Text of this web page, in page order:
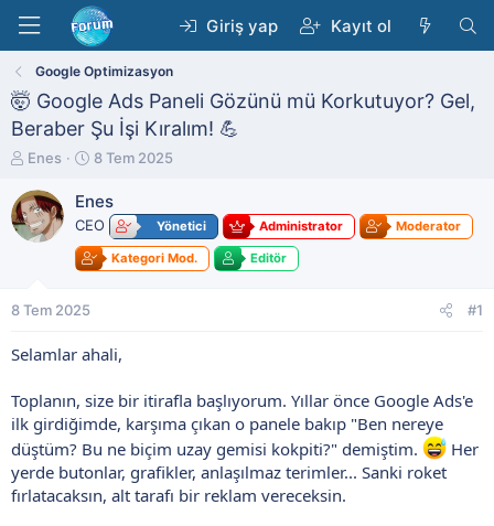
Giriş yap Kayıt ol
Google Optimizasyon
🤯 Google Ads Paneli Gözünü mü Korkutuyor? Gel,
Beraber Şu İşi Kıralım! 💪
K
n
b
u
a
l
t
a
n
Enes
B
ş
a
n
g
a
i
i
8 Tem 2025
Enes
CEO Yönetici Administrator Moderator
Kategori Mod. Editör
8 Tem 2025 #1
Selamlar ahali,
Toplanın, size bir itirafla başlıyorum. Yıllar önce Google Ads'e
ilk girdiğimde, karşıma çıkan o panele bakıp "Ben nereye
düştüm? Bu ne biçim uzay gemisi kokpiti?" demiştim.
Her
yerde butonlar, grafikler, anlaşılmaz terimler... Sanki roket
fırlatacaksın, alt tarafı bir reklam vereceksin.